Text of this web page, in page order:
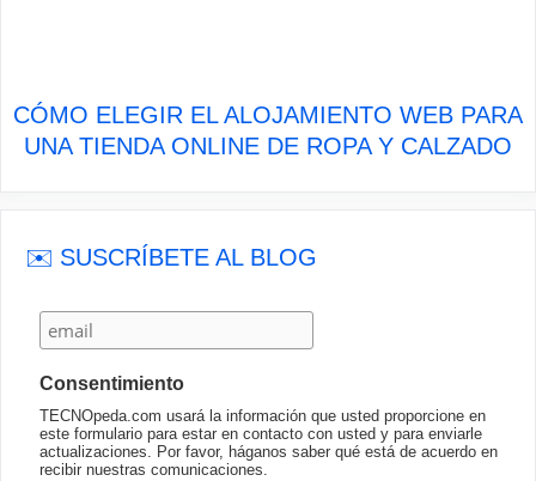
CÓMO ELEGIR EL ALOJAMIENTO WEB PARA
UNA TIENDA ONLINE DE ROPA Y CALZADO
✉️ SUSCRÍBETE AL BLOG
Consentimiento
TECNOpeda.com usará la información que usted proporcione en
este formulario para estar en contacto con usted y para enviarle
actualizaciones. Por favor, háganos saber qué está de acuerdo en
recibir nuestras comunicaciones.